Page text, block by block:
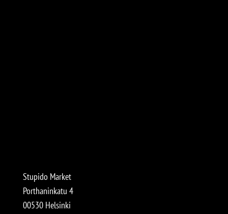
Stupido Market
Porthaninkatu 4
00530 Helsinki